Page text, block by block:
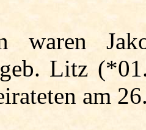
waren
Litz
am